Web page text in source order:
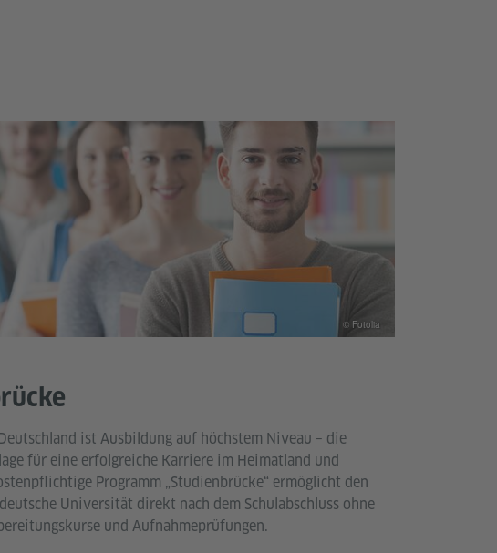
ist Ausbildung auf höchstem Niveau – die
für eine erfolgreiche Karriere im Heimatland und
Programm „Studienbrücke“ ermöglicht den
Universität direkt nach dem Schulabschluss ohne
und Aufnahmeprüfungen.
© Fotolia